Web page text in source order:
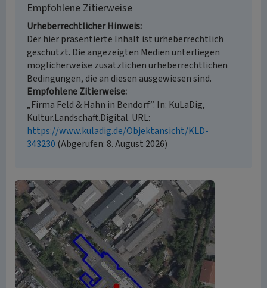
Empfohlene Zitierweise
Urheberrechtlicher Hinweis
Der hier präsentierte Inhalt ist urheberrechtlich
geschützt. Die angezeigten Medien unterliegen
möglicherweise zusätzlichen urheberrechtlichen
Bedingungen, die an diesen ausgewiesen sind.
Empfohlene Zitierweise
„Firma Feld & Hahn in Bendorf”. In: KuLaDig,
Kultur.Landschaft.Digital. URL:
https://www.kuladig.de/Objektansicht/KLD-
343230 (Abgerufen: 8. August 2026)